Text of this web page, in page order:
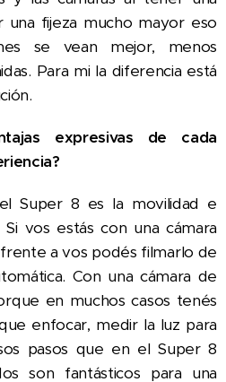
fijeza mucho mayor eso
se vean mejor, menos
Para mi la diferencia está
expresivas de cada
Super 8 es la movilidad e
vos estás con una cámara
a vos podés filmarlo de
Con una cámara de
en muchos casos tenés
enfocar, medir la luz para
pasos que en el Super 8
son fantásticos para una